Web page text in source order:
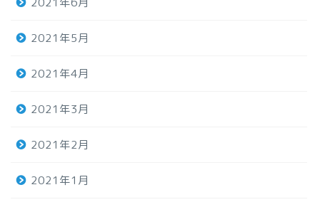
2021年5月
2021年4月
2021年3月
2021年2月
2021年1月